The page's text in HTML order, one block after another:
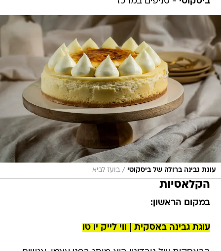
עוגת גבינה ברולה של ביסקוטי / בועז לביא
הקלאסיות
במקום הראשון:
עוגת גבינה באסקית | ווי לייק יו טו